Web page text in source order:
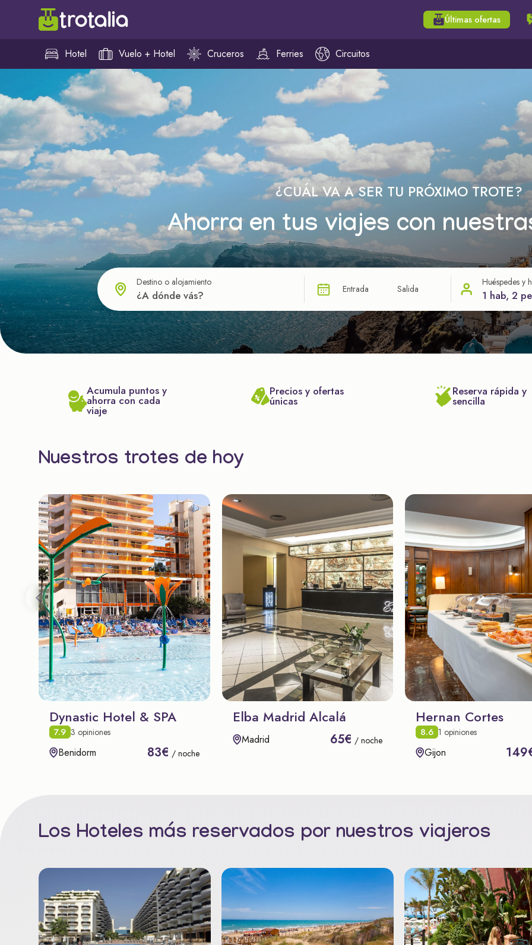
Últimas ofertas
Hotel Vuelo + Hotel Cruceros Ferries Circuitos
¿CUÁL VA A SER TU PRÓXIMO TROTE?
Ahorra en tus viajes con
Destino o alojamiento
Entrada Salida
Huéspedes y
1 hab, 2
Acumula puntos y
ahorra con cada
viaje
Precios y ofertas
únicas
Reserva rápida y
sencilla
Nuestros trotes de hoy
Dynastic Hotel & SPA
7.9 3 opiniones
Benidorm 83€ / noche
Elba Madrid Alcalá
Madrid 65€ / noche
Hernan Cortes
8.6 1 opiniones
Gijon
Los Hoteles más reservados por nuestros viajeros